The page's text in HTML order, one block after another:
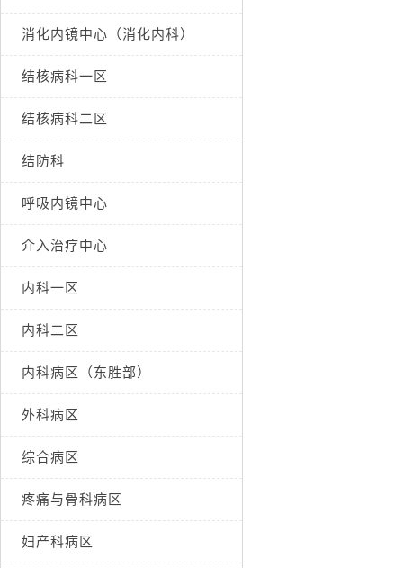
消化内镜中心（消化内科）
结核病科一区
结核病科二区
结防科
呼吸内镜中心
介入治疗中心
内科一区
内科二区
内科病区（东胜部）
外科病区
综合病区
疼痛与骨科病区
妇产科病区